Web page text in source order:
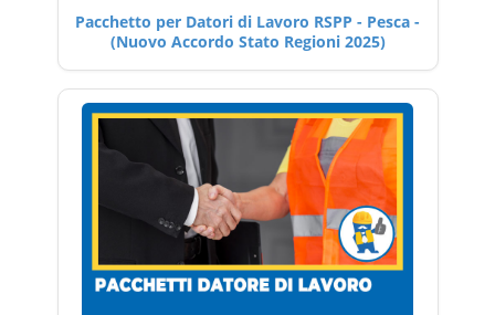
Pacchetto per Datori di Lavoro RSPP - Pesca -
(Nuovo Accordo Stato Regioni 2025)